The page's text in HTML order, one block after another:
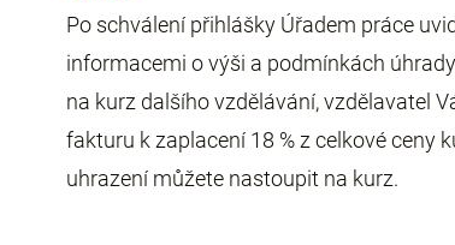
Po schválení přihlášky Úřadem práce
informacemi o výši a podmínkách
na kurz dalšího vzdělávání, vzdělavatel
fakturu k zaplacení 18 % z celkové ceny
uhrazení můžete nastoupit na kurz.